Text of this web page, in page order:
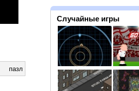
пазл
Случайные игры